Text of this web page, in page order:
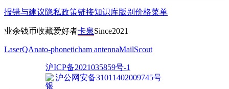
报错与建议隐私政策链接知识库版别 价格菜单
业余钱币收藏爱好者卡泉Since2021
LaserQAnato-phoneticham antennaMailScout
沪ICP备2021035859号-1
沪公网安备31011402009745号